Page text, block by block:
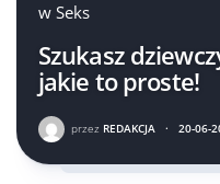
w Seks
Szukasz
jakie to proste!
przez REDAKCJA · 20-06-